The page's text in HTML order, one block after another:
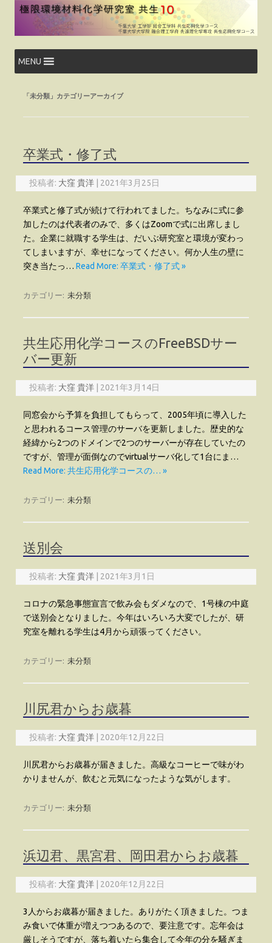
コ
ン
ツ
キ
ッ
MENU
「未分類 」カテゴリーアーカイブ
卒業式・修了式
投稿者: 大窪 貴洋 2021年3月25日
卒業式と修了式が続けて行われてました。ちなみに式に参
加したのは代表者のみで、多くはZoomで式に出席しまし
た。企業に就職する学生は、だいぶ研究室と環境が変わっ
てしまいますが、幸せになってください。何か人生の壁に
突き当たっ… Read More: 卒業式・修了式 »
カテゴリー: 未分類
共生応用化学コースのFreeBSDサー
バー更新
投稿者: 大窪 貴洋 2021年3月14日
同窓会から予算を負担してもらって、2005年頃に導入した
と思われるコース管理のサーバを更新しました。歴史的な
経緯から2つのドメインで2つのサーバーが存在していたの
ですが、管理が面倒なのでvirtualサーバ化して1台にま…
Read More: 共生応用化学コースの… »
カテゴリー: 未分類
送別会
投稿者: 大窪 貴洋 2021年3月1日
コロナの緊急事態宣言で飲み会もダメなので、1号棟の中庭
で送別会となりました。今年はいろいろ大変でしたが、研
究室を離れる学生は4月から頑張ってください。
カテゴリー: 未分類
川尻君からお歳暮
投稿者: 大窪 貴洋 2020年12月22日
川尻君からお歳暮が届きました。高級なコーヒーで味がわ
かりませんが、飲むと元気になったような気がします。
カテゴリー: 未分類
浜辺君、黒宮君、岡田君からお歳暮
投稿者: 大窪 貴洋 2020年12月22日
3人からお歳暮が届きました。ありがたく頂きました。つま
み食いで体重が増えつつあるので、要注意です。忘年会は
厳しそうですが、落ち着いたら集合して今年の分を騒ぎま